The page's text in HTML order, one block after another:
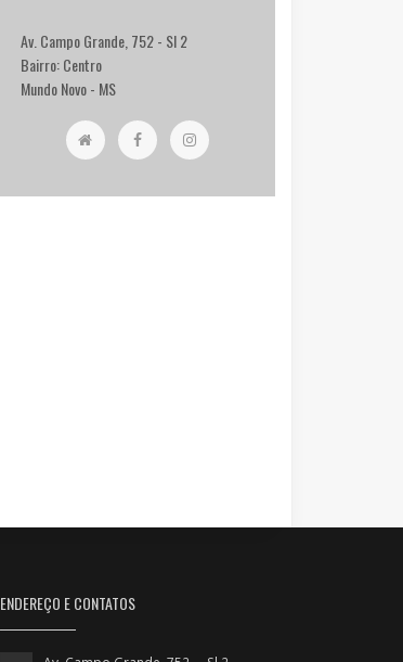
Av. Campo Grande, 752 - Sl 2
Bairro: Centro
Mundo Novo - MS
ENDEREÇO E CONTATOS